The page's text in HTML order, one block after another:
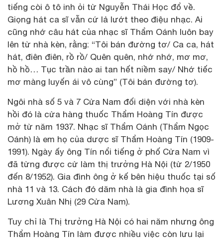
tiếng còi ô tô inh ỏi từ Nguyễn Thái Học đổ về.
Giọng hát ca sĩ vẫn cứ lả lướt theo điệu nhạc. Ai
cũng nhớ câu hát của nhạc sĩ Thẩm Oánh luôn bay
lên từ nhà kèn, rằng: “Tôi bán đường tơ/ Ca ca, hát
hát, điên điên, rồ rồ/ Quên quên, nhớ nhớ, mơ mơ,
hồ hồ… Tục trần nào ai tan hết niềm say/ Nhớ tiếc
mơ màng luyến ái vô cùng” (Tôi bán đường tơ).
Ngôi nhà số 5 và 7 Cửa Nam đối diện với nhà kèn
hồi đó là cửa hàng thuốc Thẩm Hoàng Tín được
mở từ năm 1937. Nhạc sĩ Thẩm Oánh (Thẩm Ngọc
Oánh) là em họ của dược sĩ Thẩm Hoàng Tín (1909-
1991). Ngày ấy ông Tín nổi tiếng ở phố Cửa Nam vì
đã từng được cử làm thị trưởng Hà Nội (từ 2/1950
đến 8/1952). Gia đình ông ở kế bên hiệu thuốc tại số
nhà 11 và 13. Cách đó dăm nhà là gia đình họa sĩ
Lương Xuân Nhị (29 Cửa Nam).
Tuy chỉ là Thị trưởng Hà Nội có hai năm nhưng ông
Thẩm Hoàng Tín làm được nhiều việc còn lưu lại